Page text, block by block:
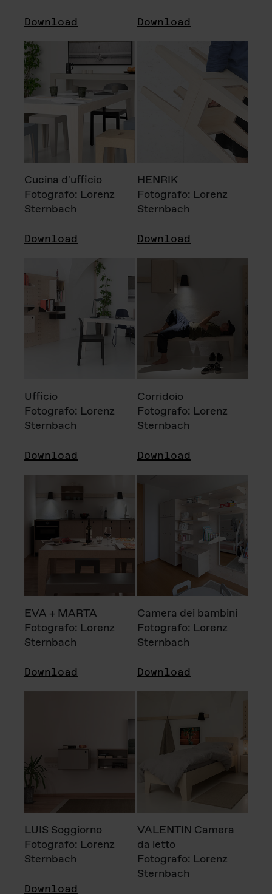
Download Download
Cucina d'ufficio
Fotografo: Lorenz
Sternbach
Download
HENRIK
Fotografo: Lorenz
Sternbach
Download
Ufficio
Fotografo: Lorenz
Sternbach
Download
Corridoio
Fotografo: Lorenz
Sternbach
Download
EVA + MARTA
Fotografo: Lorenz
Sternbach
Download
Camera dei bambini
Fotografo: Lorenz
Sternbach
Download
LUIS Soggiorno
Fotografo: Lorenz
Sternbach
Download
VALENTIN Camera
da letto
Fotografo: Lorenz
Sternbach